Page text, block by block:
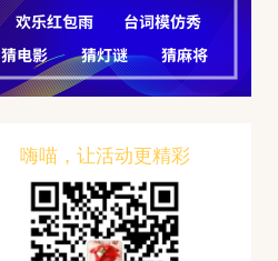
嗨喵，让活动更精彩